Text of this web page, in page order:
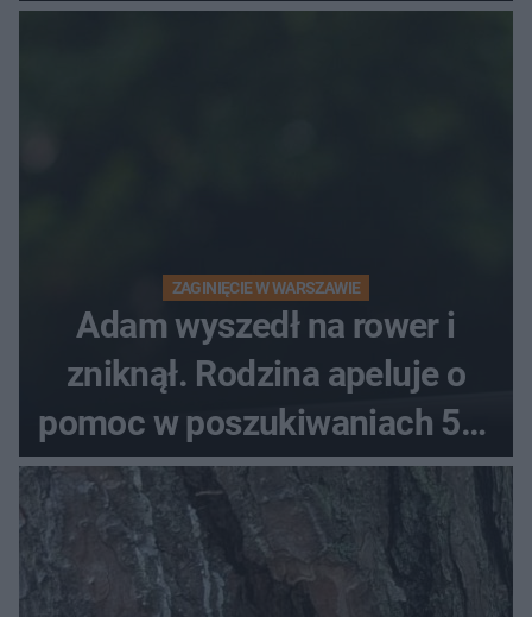
ZAGINIĘCIE W WARSZAWIE
Adam wyszedł na rower i
zniknął. Rodzina apeluje o
pomoc w poszukiwaniach 59-
latka